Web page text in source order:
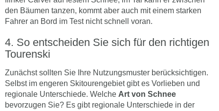
den Bäumen tanzen, kommt aber auch mit einem starken
Fahrer an Bord im Test nicht schnell voran.
So entscheiden Sie sich für den richtigen
Tourenski
Zunächst sollten Sie Ihre Nutzungsmuster berücksichtigen.
Selbst im engeren Skitourengebiet gibt es Vorlieben und
regionale Unterschiede. Welche Art von Schnee
bevorzugen Sie? Es gibt regionale Unterschiede in der